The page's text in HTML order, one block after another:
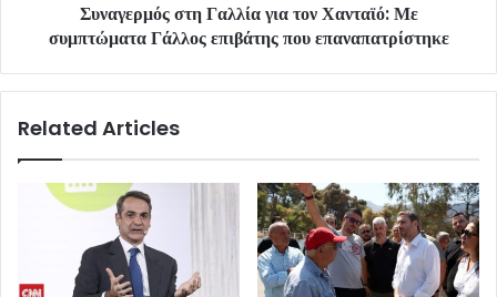
Συναγερμός στη Γαλλία για τον Χανταϊό: Με
συμπτώματα Γάλλος επιβάτης που επαναπατρίστηκε
Related Articles